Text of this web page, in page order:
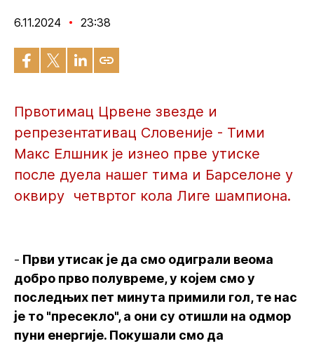
6.11.2024 23:38
Првотимац Црвене звезде и
репрезентативац Словеније - Тими
Макс Елшник је изнео прве утиске
после дуела нашег тима и Барселоне у
оквиру четвртог кола Лиге шампиона.
- Први утисак је да смо одиграли веома
добро прво полувреме, у којем смо у
последњих пет минута примили гол, те нас
је то "пресекло", а они су отишли на одмор
пуни енергије. Покушали смо да